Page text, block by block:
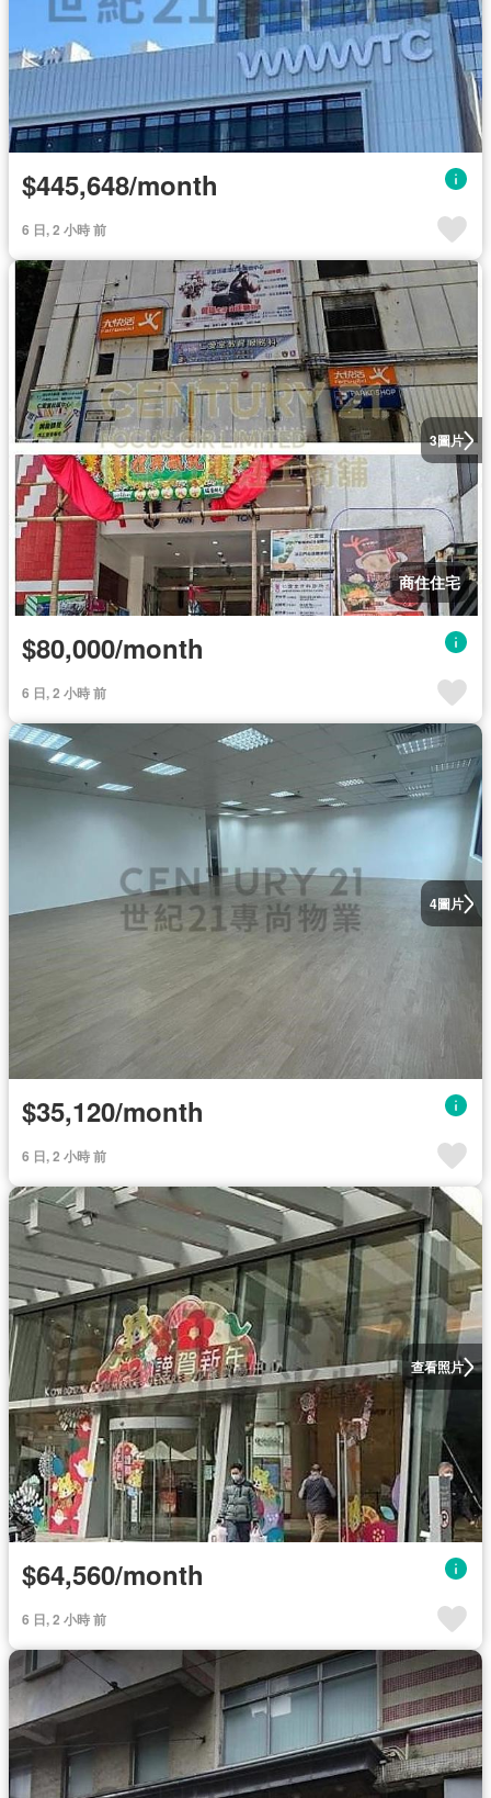
$445,648/month
6 日, 2 小時 前
3圖片
商住住宅
$80,000/month
6 日, 2 小時 前
4圖片
$35,120/month
6 日, 2 小時 前
查看照片
$64,560/month
6 日, 2 小時 前